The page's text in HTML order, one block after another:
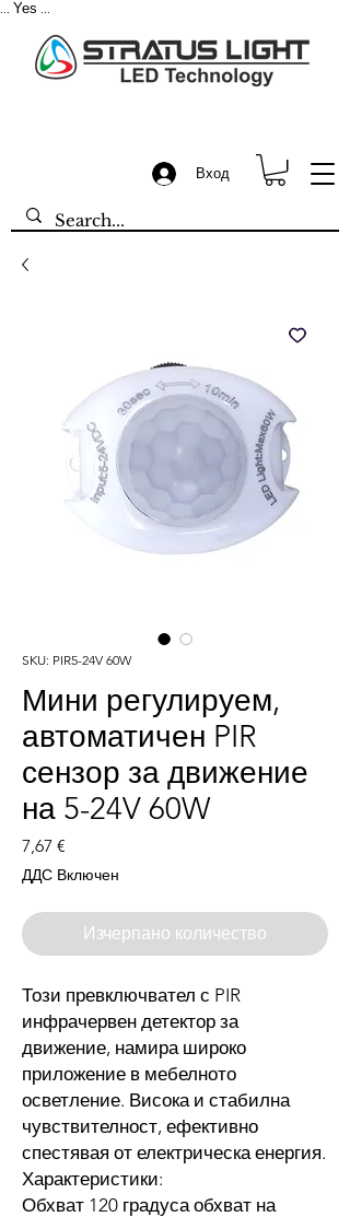
Yes
Вход
SKU: PIR5-24V 60W
Мини регулируем,
автоматичен PIR
сензор за движение
на 5-24V 60W
7,67 €
ДДС Включен
Изчерпано количество
Този превключвател с PIR
инфрачервен детектор за
движение, намира широко
приложение в мебелното
осветление. Висока и стабилна
чувствителност, ефективно
спестявая от електрическа енергия.
Характеристики:
Обхват 120 градуса обхват на